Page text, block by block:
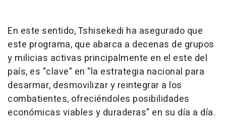
En este sentido, Tshisekedi ha asegurado que
este programa, que abarca a decenas de grupos
y milicias activas principalmente en el este del
país, es "clave" en "la estrategia nacional para
desarmar, desmovilizar y reintegrar a los
combatientes, ofreciéndoles posibilidades
económicas viables y duraderas" en su día a día.